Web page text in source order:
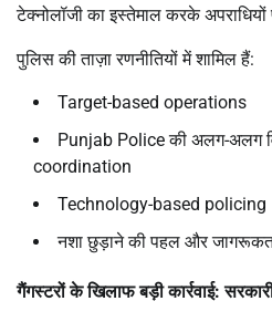
टेक्नोलॉजी का इस्तेमाल करके
पुलिस की ताज़ा रणनीतियों में शामिल हैं:
Target-based operations
Punjab Police की अलग-अलग
coordination
Technology-based policing
नशा छुड़ाने की पहल और
गैंगस्टरों के खिलाफ बड़ी कार्रवाई: